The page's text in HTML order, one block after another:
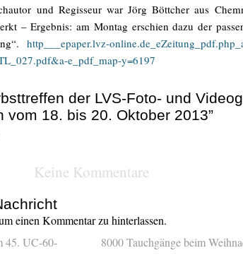
und Regisseur war Jörg Böttcher aus
– Ergebnis: am Montag erschien dazu der
http___epaper.lvz-
e_pdf_map-y=6197
der LVS-Foto- und
vom 18. bis 20. Oktober 2013”
Keine Kommentare
einen Kommentar zu hinterlassen.
45. UC-60-
8000 Tauchgänge beim